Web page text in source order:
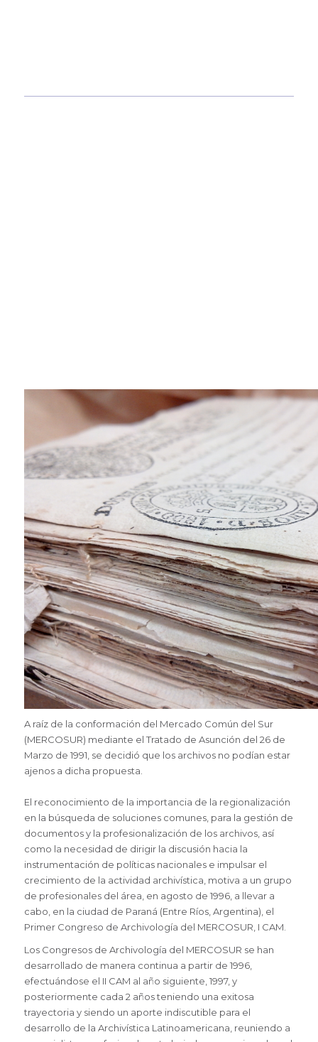
A raíz de la conformación del Mercado Común del Sur
(MERCOSUR) mediante el Tratado de Asunción del 26 de
Marzo de 1991, se decidió que los archivos no podían estar
ajenos a dicha propuesta.
El reconocimiento de la importancia de la regionalización
en la búsqueda de soluciones comunes, para la gestión de
documentos y la profesionalización de los archivos, así
como la necesidad de dirigir la discusión hacia la
instrumentación de políticas nacionales e impulsar el
crecimiento de la actividad archivística, motiva a un grupo
de profesionales del área, en agosto de 1996, a llevar a
cabo, en la ciudad de Paraná (Entre Ríos, Argentina), el
Primer Congreso de Archivología del MERCOSUR, I CAM.
Los Congresos de Archivología del MERCOSUR se han
desarrollado de manera continua a partir de 1996,
efectuándose el II CAM al año siguiente, 1997, y
posteriormente cada 2 años teniendo una exitosa
trayectoria y siendo un aporte indiscutible para el
desarrollo de la Archivística Latinoamericana, reuniendo a